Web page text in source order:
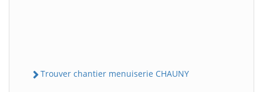
Trouver chantier menuiserie CHAUNY